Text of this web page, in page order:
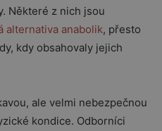
Některé z nich jsou
alternativa anabolik, přesto
kdy obsahovaly jejich
ale velmi nebezpečnou
kondice. Odborníci